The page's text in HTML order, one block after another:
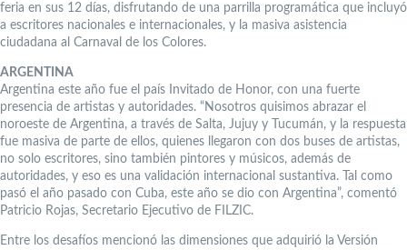
feria en sus 12 días, disfrutando de una parrilla programática que incluyó
a escritores nacionales e internacionales, y la masiva asistencia
ciudadana al Carnaval de los Colores.
ARGENTINA
Argentina este año fue el país Invitado de Honor, con una fuerte
presencia de artistas y autoridades. “Nosotros quisimos abrazar el
noroeste de Argentina, a través de Salta, Jujuy y Tucumán, y la respuesta
fue masiva de parte de ellos, quienes llegaron con dos buses de artistas,
no solo escritores, sino también pintores y músicos, además de
autoridades, y eso es una validación internacional sustantiva. Tal como
pasó el año pasado con Cuba, este año se dio con Argentina”, comentó
Patricio Rojas, Secretario Ejecutivo de FILZIC.
Entre los desafíos mencionó las dimensiones que adquirió la Versión